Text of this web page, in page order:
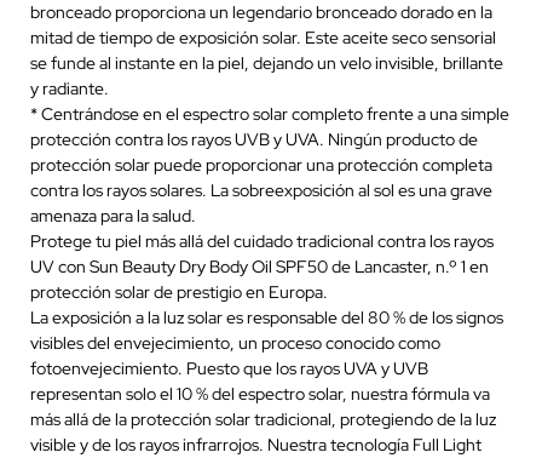
bronceado proporciona un legendario bronceado dorado en la
mitad de tiempo de exposición solar. Este aceite seco sensorial
se funde al instante en la piel, dejando un velo invisible, brillante
y radiante.
* Centrándose en el espectro solar completo frente a una simple
protección contra los rayos UVB y UVA. Ningún producto de
protección solar puede proporcionar una protección completa
contra los rayos solares. La sobreexposición al sol es una grave
amenaza para la salud.
Protege tu piel más allá del cuidado tradicional contra los rayos
UV con Sun Beauty Dry Body Oil SPF50 de Lancaster, n.º 1 en
protección solar de prestigio en Europa.
La exposición a la luz solar es responsable del 80 % de los signos
visibles del envejecimiento, un proceso conocido como
fotoenvejecimiento. Puesto que los rayos UVA y UVB
representan solo el 10 % del espectro solar, nuestra fórmula va
más allá de la protección solar tradicional, protegiendo de la luz
visible y de los rayos infrarrojos. Nuestra tecnología Full Light